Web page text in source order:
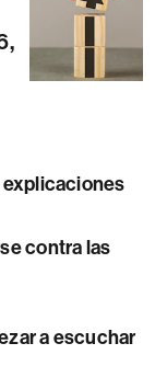
explicaciones
contra las
a escuchar